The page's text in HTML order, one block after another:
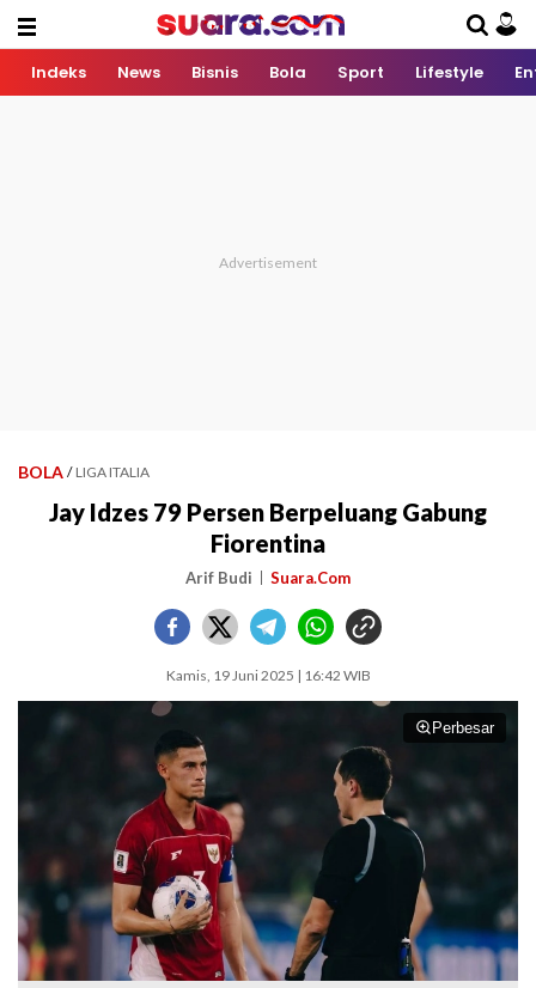
Indeks News Bisnis Bola Sport Lifestyle
BOLA / LIGA ITALIA
Jay Idzes 79 Persen Berpeluang Gabung
Fiorentina
Arif Budi Suara.Com
Kamis, 19 Juni 2025 | 16:42 WIB
Perbesar